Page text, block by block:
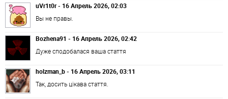
uVr1t0r - 16 Апрель 2026, 02:03
Вы не правы.
Bozhena91 - 16 Апрель 2026, 02:42
Дуже сподобалася ваша стаття
holzman_b - 16 Апрель 2026, 03:11
Так, досить цікава стаття.